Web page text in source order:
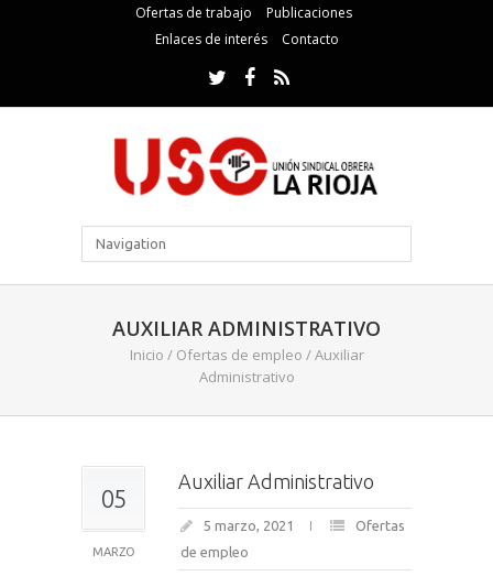
Ofertas de trabajo
Publicaciones
Enlaces de interés
Contacto
AUXILIAR ADMINISTRATIVO
Inicio / Ofertas de empleo /Auxiliar
Administrativo
05
MARZO
Auxiliar Administrativo
5 marzo, 2021
Ofertas
de empleo